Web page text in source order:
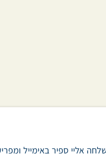
אליי ספיר באימייל